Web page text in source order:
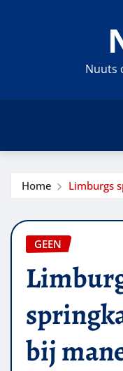
Nuuts
Home Limburgs
GEEN
bij